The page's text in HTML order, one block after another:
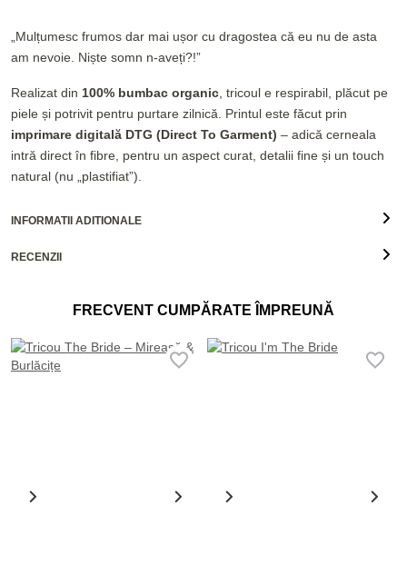
„Mulțumesc frumos dar mai ușor cu dragostea că eu nu de asta
am nevoie. Niște somn n-aveți?!”
Realizat din 100% bumbac organic , tricoul e respirabil, plăcut pe
piele și potrivit pentru purtare zilnică. Printul este făcut prin
imprimare digitală DTG (Direct To Garment) – adică cerneala
intră direct în fibre, pentru un aspect curat, detalii fine și un touch
natural (nu „plastifiat”).
INFORMATII ADITIONALE
RECENZII
FRECVENT CUMPĂRATE ÎMPREUNĂ